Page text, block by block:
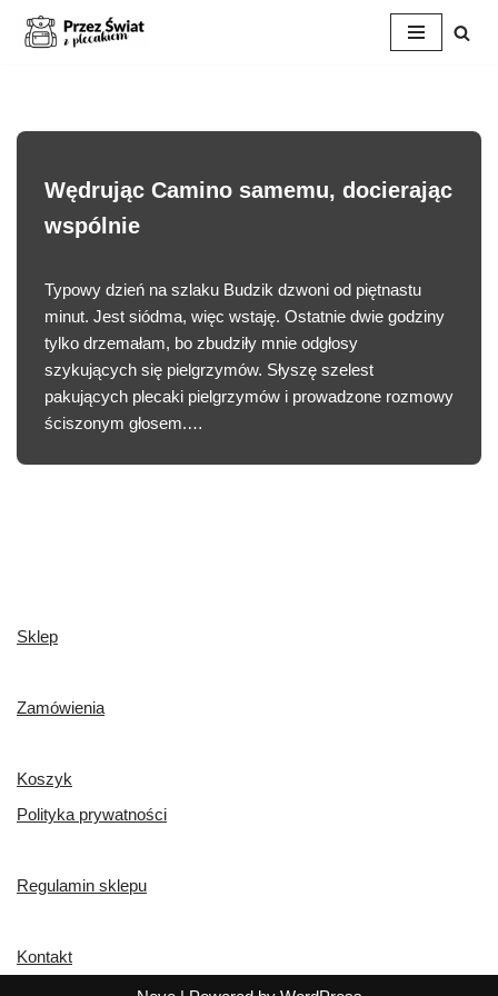
Wędrując Camino samemu, docierając
wspólnie
Typowy dzień na szlaku Budzik dzwoni od piętnastu
minut. Jest siódma, więc wstaję. Ostatnie dwie godziny
tylko drzemałam, bo zbudziły mnie odgłosy
szykujących się pielgrzymów. Słyszę szelest
pakujących plecaki pielgrzymów i prowadzone rozmowy
ściszonym głosem.…
Sklep
Zamówienia
Koszyk
Polityka prywatności
Regulamin sklepu
Kontakt